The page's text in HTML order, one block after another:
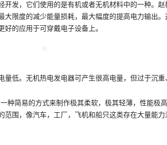
开发，它们使用的是有机或者无机材料中的一种。赵
大限度的减少能量损耗，最大幅度的提高电力输出。
的应用于可穿戴电子设备上。
低。无机热电发电器可产生很高电量，但过于沉重
种简易的方式来制作极其柔软，极其轻薄，性能极
范围，像汽车，工厂，飞机和船只这类存在大量能力